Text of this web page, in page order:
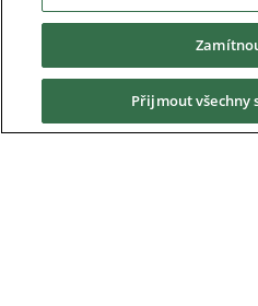
Služby a podpora
Ve zprávách
Přijmout všechny